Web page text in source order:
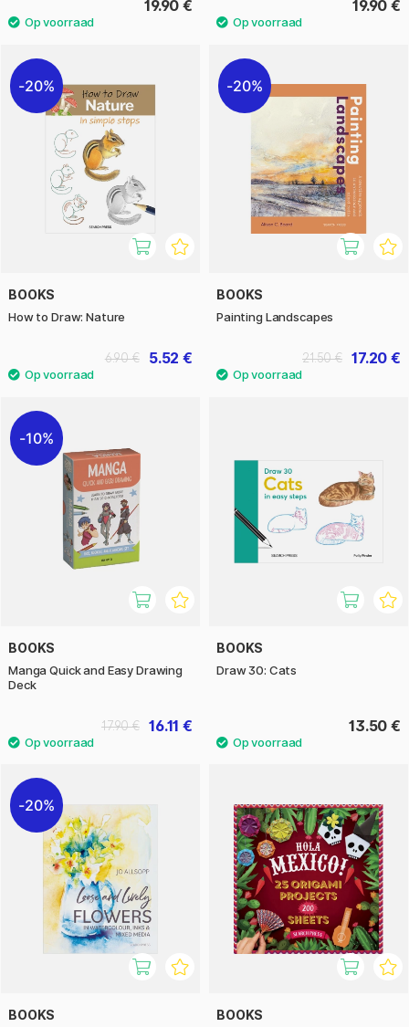
19.90 € 19.90 €
20%
BOOKS
How to Draw: Nature
5.52 €
6.90 €
20%
BOOKS
Painting Landscapes
17.20 €
21.50 €
10%
BOOKS
Manga Quick and Easy Drawing
Deck
16.11 €
17.90 €
BOOKS
Draw 30: Cats
13.50 €
20%
BOOKS BOOKS